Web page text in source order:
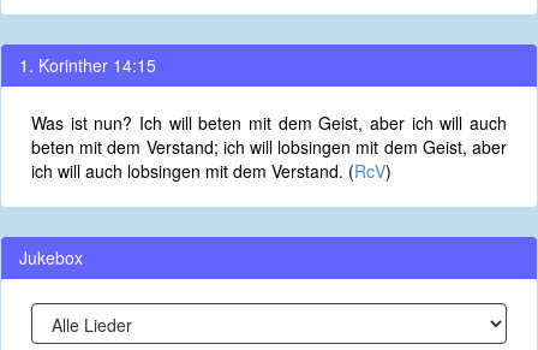
1. Korinther 14:15
Was ist nun? Ich will beten mit dem Geist, aber ich will auch
beten mit dem Verstand; ich will lobsingen mit dem Geist, aber
ich will auch lobsingen mit dem Verstand. (RcV)
Jukebox